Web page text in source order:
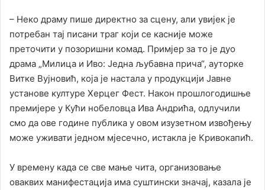
– Неко драму пише директно за сцену, али увијек је
потребан тај писани траг који се касније може
преточити у позоришни комад. Примјер за то је дуо
драма „Милица и Иво: Једна љубавна прича“, ауторке
Витке Вујновић, која је настала у продукцији Јавне
установе културе Херцег Фест. Након прошлогодишње
премијере у Кући нобеловца Ива Андрића, одлучили
смо да ове године публика у овом изузетном извођењу
може уживати једном мјесечно, истакла је Кривокапић.
У времену када се све мање чита, организовање
оваквих манифестација има суштински значај, казала је